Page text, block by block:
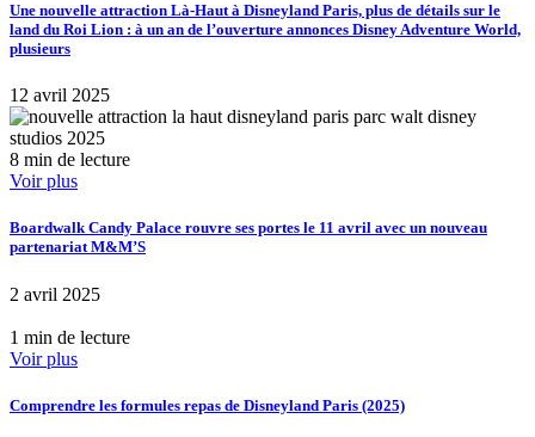
Une nouvelle attraction Là-Haut à Disneyland Paris, plus de détails sur le
land du Roi Lion : à un an de l’ouverture annonces Disney Adventure World,
plusieurs
12 avril 2025
8 min de lecture
Voir plus
Boardwalk Candy Palace rouvre ses portes le 11 avril avec un nouveau
partenariat M&M’S
2 avril 2025
1 min de lecture
Voir plus
Comprendre les formules repas de Disneyland Paris (2025)